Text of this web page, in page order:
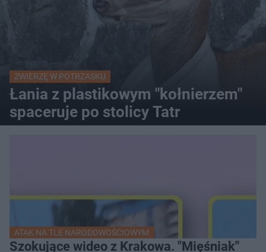
ZWIERZĘ W POTRZASKU
Łania z plastikowym "kołnierzem"
spaceruje po stolicy Tatr
ATAK NA TLE NARODOWOŚCIOWYM
Szokujące wideo z Krakowa. "Mięśniak"